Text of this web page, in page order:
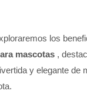
los
mascotas ,
y elegante de